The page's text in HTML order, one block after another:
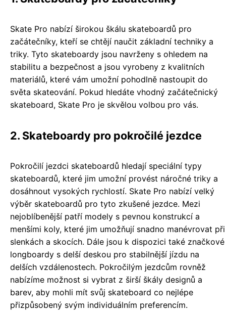
Skate Pro nabízí širokou škálu skateboardů pro
začátečníky, kteří se chtějí naučit základní techniky a
triky. Tyto skateboardy jsou navrženy s ohledem na
stabilitu a bezpečnost a jsou vyrobeny z kvalitních
materiálů, které vám umožní pohodlně nastoupit do
světa skateování. Pokud hledáte vhodný začátečnický
skateboard, Skate Pro je skvělou volbou pro vás.
2. Skateboardy pro pokročilé jezdce
Pokročilí jezdci skateboardů hledají speciální typy
skateboardů, které jim umožní provést náročné triky a
dosáhnout vysokých rychlostí. Skate Pro nabízí velký
výběr skateboardů pro tyto zkušené jezdce. Mezi
nejoblíbenější patří modely s pevnou konstrukcí a
menšími koly, které jim umožňují snadno manévrovat při
slenkách a skocích. Dále jsou k dispozici také značkové
longboardy s delší deskou pro stabilnější jízdu na
delších vzdálenostech. Pokročilým jezdcům rovněž
nabízíme možnost si vybrat z širší škály designů a
barev, aby mohli mít svůj skateboard co nejlépe
přizpůsobený svým individuálním preferencím.